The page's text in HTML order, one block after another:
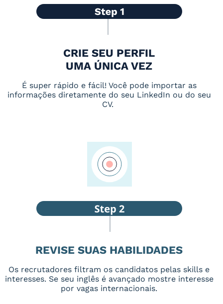
CRIE SEU PERFIL
UMA ÚNICA VEZ
É super rápido e fácil! Você pode importar as
informações diretamente do seu LinkedIn ou do seu
CV.
REVISE SUAS HABILIDADES
Os recrutadores filtram os candidatos pelas skills e
interesses. Se seu inglês é avançado mostre interesse
por vagas internacionais.